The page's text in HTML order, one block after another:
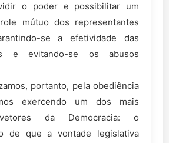
o poder e possibilitar um
mútuo dos representantes
se a efetividade das
e evitando-se os abusos
portanto, pela obediência
exercendo um dos mais
da Democracia: o
de que a vontade legislativa